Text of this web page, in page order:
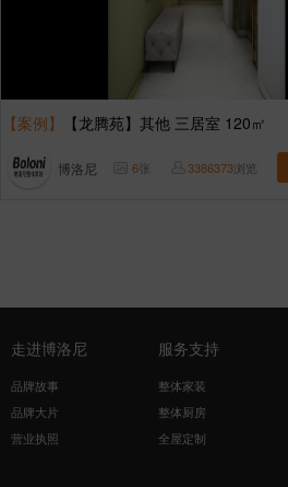
【案例】 【龙腾苑】其他 三居室 120㎡
博洛尼 6张 3386373浏览
走进博洛尼
品牌故事
品牌大片
营业执照
服务支持
整体家装
整体厨房
全屋定制